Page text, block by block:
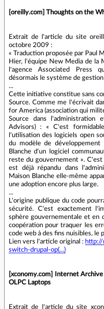
[oreilly.com] Thoughts on the
Extrait de l'article du site
octobre 2009 :
« Traduction proposée par Paul
Hier, l'équipe New Media de la
l'agence Associated Press
désormais le système de
...
Cette initiative constitue sans
Source. Comme me l'écrivait
for America (association qui
Source dans
Advisors) : « C'est
l'utilisation des logiciels open
du modèle de développement
Blanche d'un logiciel
reste du gouvernement ».
est déjà répandu dans
Maison Blanche elle-même
une adoption encore plus large.
...
L'origine publique du code
sécurité. C'est exactement
sphère gouvernementale et en
coopération pour traquer les
code web à des fins nuisibles, le
Lien vers l'article original :
switch-drupal-op(...)
[xconomy.com] Internet
OLPC Laptops
Extrait de l'article du site